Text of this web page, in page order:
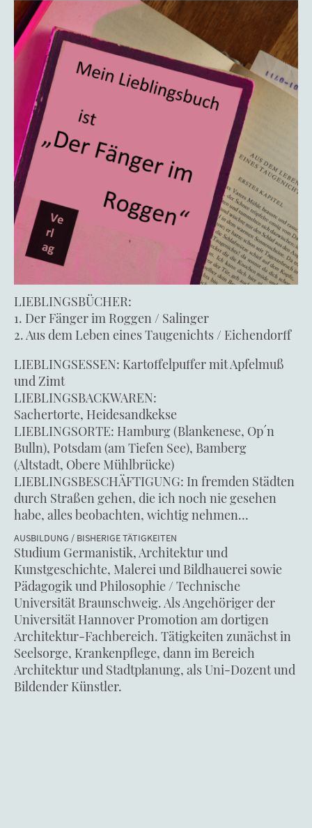
LIEBLINGSBÜCHER:
1. Der Fänger im Roggen / Salinger
2. Aus dem Leben eines Taugenichts / Eichendorff
LIEBLINGSESSEN: Kartoffelpuffer mit Apfelmuß
und Zimt
LIEBLINGSBACKWAREN:
Sachertorte, Heidesandkekse
LIEBLINGSORTE: Hamburg (Blankenese, Op´n
Bulln), Potsdam (am Tiefen See), Bamberg
(Altstadt, Obere Mühlbrücke)
LIEBLINGSBESCHÄFTIGUNG: In fremden Städten
durch Straßen gehen, die ich noch nie gesehen
habe, alles beobachten, wichtig nehmen…
AUSBILDUNG / BISHERIGE TÄTIGKEITEN
Studium Germanistik, Architektur und
Kunstgeschichte, Malerei und Bildhauerei sowie
Pädagogik und Philosophie / Technische
Universität Braunschweig. Als Angehöriger der
Universität Hannover Promotion am dortigen
Architektur-Fachbereich. Tätigkeiten zunächst in
Seelsorge, Krankenpflege, dann im Bereich
Architektur und Stadtplanung, als Uni-Dozent und
Bildender Künstler.